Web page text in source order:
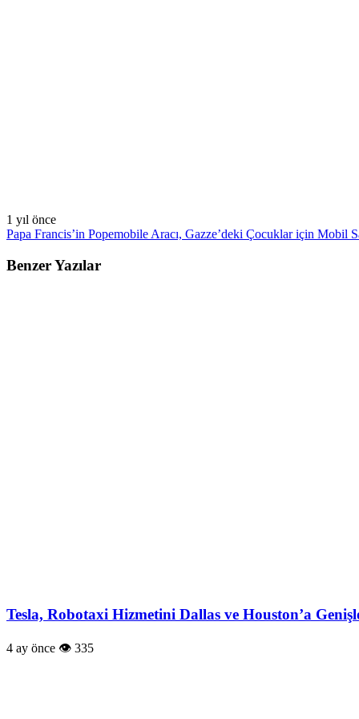
1 yıl önce
Papa Francis’in Popemobile Aracı, Gazze’deki Çocuklar için Mobil
Benzer Yazılar
Tesla, Robotaxi Hizmetini Dallas ve Houston’a
4 ay önce 335